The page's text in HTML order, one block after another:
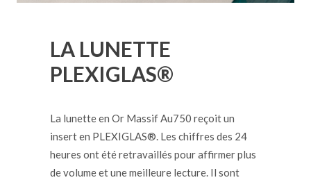
LA LUNETTE
PLEXIGLAS®
La lunette en Or Massif Au750 reçoit un
insert en PLEXIGLAS®. Les chiffres des 24
heures ont été retravaillés pour affirmer plus
de volume et une meilleure lecture. Il sont